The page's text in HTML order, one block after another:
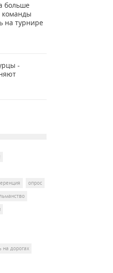
больше
команды
на турнире
-
опрос
на дорогах